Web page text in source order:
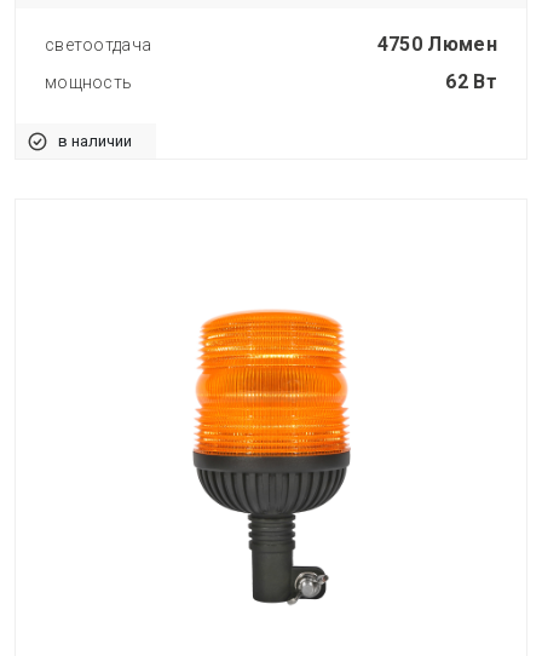
светоотдача 4750 Люмен
мощность 62 Вт
в наличии